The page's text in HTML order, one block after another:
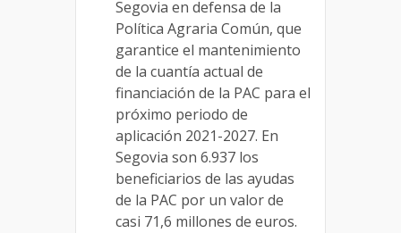
Segovia en defensa de la
Política Agraria Común, que
garantice el mantenimiento
de la cuantía actual de
financiación de la PAC para el
próximo periodo de
aplicación 2021-2027. En
Segovia son 6.937 los
beneficiarios de las ayudas
de la PAC por un valor de
casi 71,6 millones de euros.